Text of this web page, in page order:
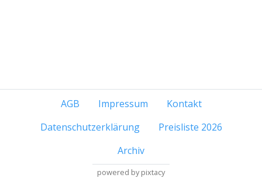
AGB Impressum
Kontakt
Datenschutzerklärung
Preisliste 2026
Archiv
powered by pixtacy